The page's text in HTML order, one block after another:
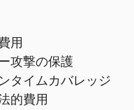
用
攻撃の保護
タイムカバレッジ
的費用